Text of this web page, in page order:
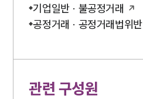
기업일반 · 불공정거래
공정거래 · 공정거래법위반
관련 구성원